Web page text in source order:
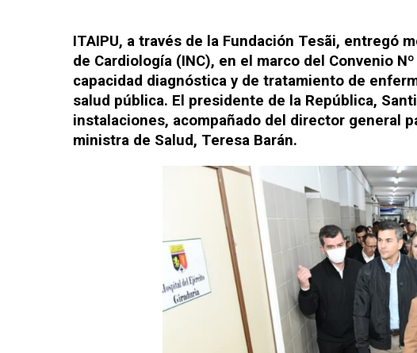
ITAIPU, a través de la Fundación Tesãi, entregó
de Cardiología (INC), en el marco del Convenio
capacidad diagnóstica y de tratamiento de
salud pública. El presidente de la República,
instalaciones, acompañado del director general
ministra de Salud, Teresa Barán.